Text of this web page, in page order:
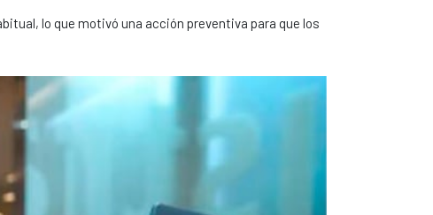
lo que motivó una acción preventiva para que los